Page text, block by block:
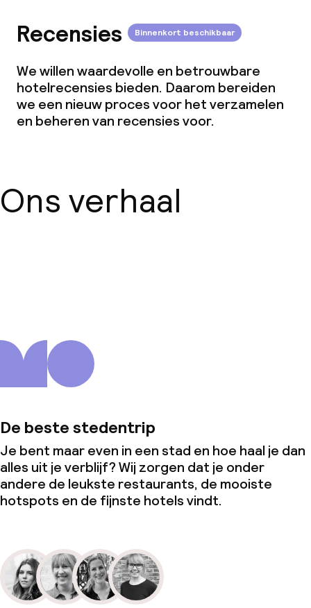
Recensies Binnenkort beschikbaar
We willen waardevolle en betrouwbare
hotelrecensies bieden. Daarom bereiden
we een nieuw proces voor het verzamelen
en beheren van recensies voor.
Ons verhaal
De beste stedentrip
Je bent maar even in een stad en hoe haal je dan
alles uit je verblijf? Wij zorgen dat je onder
andere de leukste restaurants, de mooiste
hotspots en de fijnste hotels vindt.